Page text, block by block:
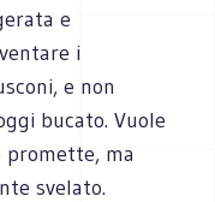
e
i
e non
bucato. Vuole
promette, ma
svelato.